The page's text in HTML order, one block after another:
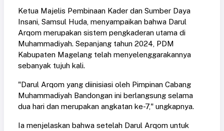
Ketua Majelis Pembinaan Kader dan Sumber Daya
Insani, Samsul Huda, menyampaikan bahwa Darul
Arqom merupakan sistem pengkaderan utama di
Muhammadiyah. Sepanjang tahun 2024, PDM
Kabupaten Magelang telah menyelenggarakannya
sebanyak tujuh kali.
"Darul Arqom yang diinisiasi oleh Pimpinan Cabang
Muhammadiyah Bandongan ini berlangsung selama
dua hari dan merupakan angkatan ke-7," ungkapnya.
Ia menjelaskan bahwa setelah Darul Arqom untuk